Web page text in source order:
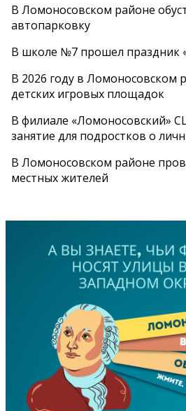
В Ломоносовском районе
автопарковку
В школе №7 прошел праздник
В 2026 году в Ломоносовском
детских игровых площадок
В филиале «Ломоносовский»
занятие для подростков о
В Ломоносовском районе
местных жителей